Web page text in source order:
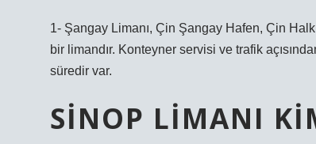
1- Şangay Limanı, Çin Şangay Hafen, Çin
bir limandır. Konteyner servisi ve trafik
süredir var.
SINOP LIMANI